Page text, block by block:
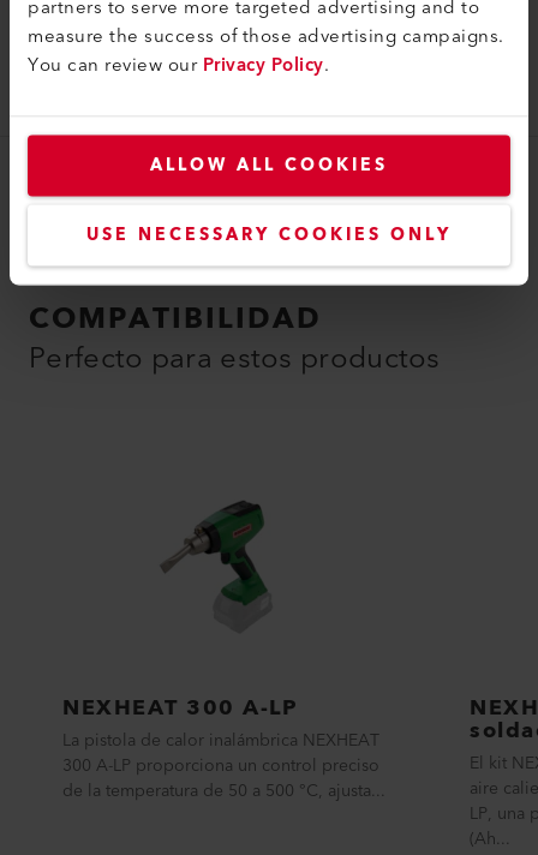
partners to serve more targeted advertising and to
measure the success of those advertising campaigns.
You can review ourPrivacy Policy.
ALLOW ALL COOKIES
USE NECESSARY COOKIES ONLY
Cepillo
Cepillo de alambre
COMPATIBILIDAD
Perfecto para estos productos
NEXHEAT 300 A-LP
La pistola de calor inalámbrica NEXHEAT
300 A-LP proporciona un control preciso
de la temperatura de 50 a 500 °C, ajusta...
El kit
aire
LP, una
(Ah...